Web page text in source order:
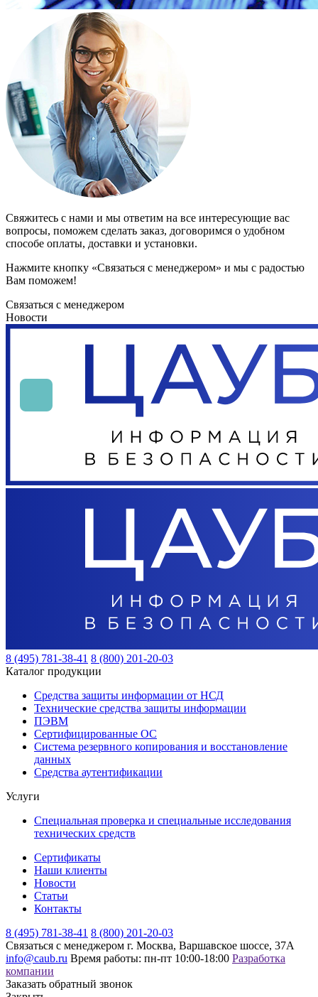
Свяжитесь с нами и мы ответим на все интересующие вас
вопросы, поможем сделать заказ, договоримся о удобном
способе оплаты, доставки и установки.
Нажмите кнопку «Связаться с менеджером» и мы с радостью
Вам поможем!
Связаться с менеджером
Новости
8 (495) 781-38-41 8 (800) 201-20-03
Каталог продукции
Средства защиты информации от НСД
Технические средства защиты информации
ПЭВМ
Сертифицированные ОС
Система резервного копирования и восстановление
данных
Средства аутентификации
Услуги
Специальная проверка и специальные исследования
технических средств
Сертификаты
Наши клиенты
Новости
Статьи
Контакты
8 (495) 781-38-41 8 (800) 201-20-03
Связаться с менеджером г. Москва, Варшавское шоссе, 37А
info@caub.ru Время работы: пн-пт 10:00-18:00 Разработка
компании
Заказать обратный звонок